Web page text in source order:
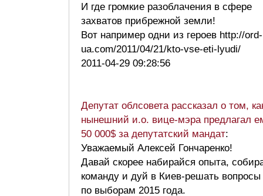
И где громкие разоблачения в сфере
захватов прибрежной земли!
Вот например одни из героев http://ord-
ua.com/2011/04/21/kto-vse-eti-lyudi/
2011-04-29 09:28:56
Депутат облсовета рассказал о том,
нынешний и.о. вице-мэра предлагал
50 000$ за депутатский мандат:
Уважаемый Алексей Гончаренко!
Давай скорее набирайся опыта,
команду и дуй в Киев-решать вопросы
по выборам 2015 года.